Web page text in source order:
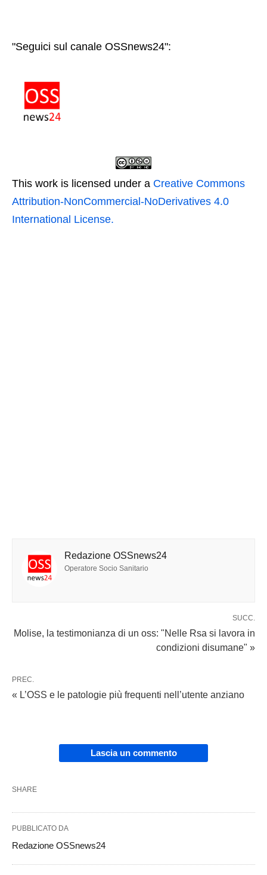
"Seguici sul canale OSSnews24":
This work is licensed under a Creative Commons
Attribution-NonCommercial-NoDerivatives 4.0
International License.
Redazione OSSnews24
Operatore Socio Sanitario
SUCC.
Molise, la testimonianza di un oss: "Nelle Rsa si lavora in
condizioni disumane" »
PREC.
« L’OSS e le patologie più frequenti nell’utente anziano
Lascia un commento
SHARE
PUBBLICATO DA
Redazione OSSnews24